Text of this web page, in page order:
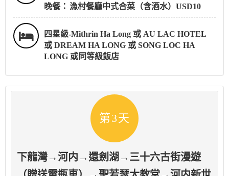
晚餐： 漁村餐廳中式合菜（含酒水）USD10
四星級-Mithrin Ha Long 或 AU LAC HOTEL
或 DREAM HA LONG 或 SONG LOC HA
LONG 或同等級飯店
第3天
下龍灣→河内→還劍湖→三十六古街漫遊